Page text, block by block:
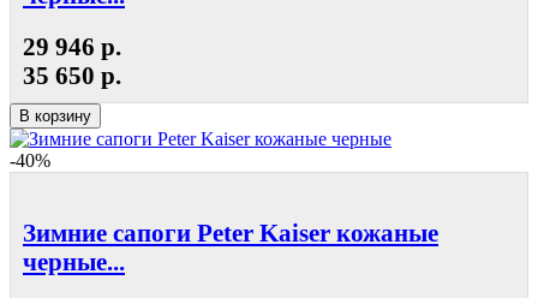
29 946 р.
35 650 р.
В корзину
-40%
Зимние сапоги Peter Kaiser кожаные
черные...